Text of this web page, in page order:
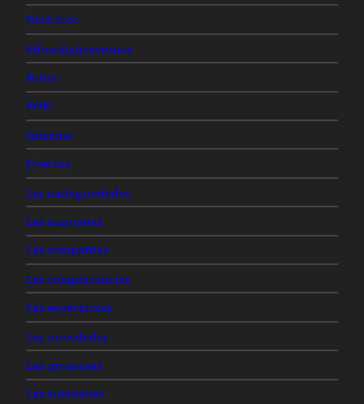
Didáctico
Filosofisticaciones
Fotos
Friki
Internet
Joterías
Las ambigüedades
Las angustias
Las compañías
Las complacencias
Las esperanzas
Las novedades
Las promesas
Las soledades